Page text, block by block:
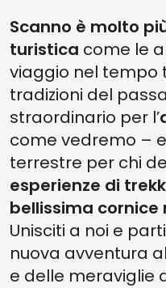
Scanno è molto
turistica come le
viaggio nel tempo
tradizioni del
straordinario per l’
come vedremo –
terrestre per chi
esperienze di
bellissima
Unisciti a noi e
nuova avventura
e delle meraviglie